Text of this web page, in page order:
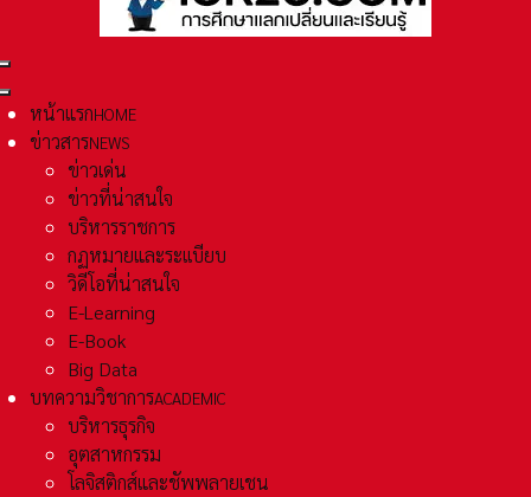
หน้าแรกHOME
ข่าวสารNEWS
ข่าวเด่น
ข่าวที่น่าสนใจ
บริหารราชการ
กฏหมายและระเเบียบ
วิดีโอที่น่าสนใจ
E-Learning
E-Book
Big Data
บทความวิชาการACADEMIC
บริหารธุรกิจ
อุตสาหกรรม
โลจิสติกส์และชัพพลายเชน